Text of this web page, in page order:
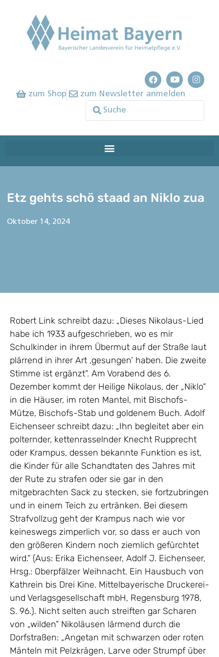
zum Shop zum Newsletter anmelden
Etz gehts schö staad an Niklo zua
Oktober 14, 2024
Robert Link schreibt dazu: „Dieses Nikolaus-Lied
habe ich 1933 aufgeschrieben, wo es mir
Schulkinder in ihrem Übermut auf der Straße laut
plärrend in ihrer Art ‚gesungen‘ haben. Die zweite
Stimme ist ergänzt“. Am Vorabend des 6.
Dezember kommt der Heilige Nikolaus, der „Niklo“
in die Häuser, im roten Mantel, mit Bischofs-
Mütze, Bischofs-Stab und goldenem Buch. Adolf
Eichenseer schreibt dazu: „Ihn begleitet aber ein
polternder, kettenrasselnder Knecht Rupprecht
oder Krampus, dessen bekannte Funktion es ist,
die Kinder für alle Schandtaten des Jahres mit
der Rute zu strafen oder sie gar in den
mitgebrachten Sack zu stecken, sie fortzubringen
und in einem Teich zu ertränken. Bei diesem
Strafvollzug geht der Krampus nach wie vor
keineswegs zimperlich vor, so dass er auch von
den größeren Kindern noch ziemlich gefürchtet
wird.“ (Aus: Erika Eichenseer, Adolf J. Eichenseer,
Hrsg.: Oberpfälzer Weihnacht. Ein Hausbuch von
Kathrein bis Drei Kine. Mittelbayerische Druckerei-
und Verlagsgesellschaft mbH, Regensburg 1978,
S. 96.). Nicht selten auch streiften gar Scharen
von „wilden“ Nikoläusen lärmend durch die
Dorfstraßen: „Angetan mit schwarzen oder roten
Mänteln mit Pelzkrägen, Larve oder Strumpf über